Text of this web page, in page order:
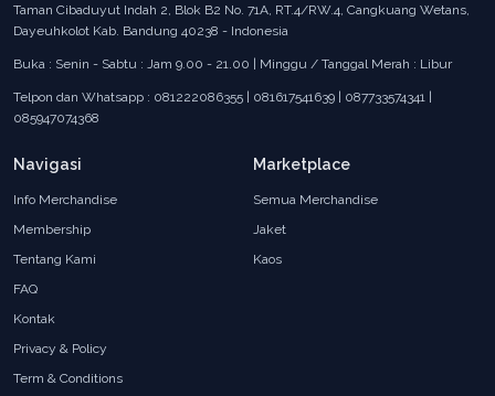
Taman Cibaduyut Indah 2, Blok B2 No. 71A, RT.4/RW.4, Cangkuang Wetans,
Dayeuhkolot Kab. Bandung 40238 - Indonesia
Buka : Senin - Sabtu : Jam 9.00 - 21.00 | Minggu / Tanggal Merah : Libur
Telpon dan Whatsapp : 081222086355 | 081617541639 | 087733574341 |
085947074368
Navigasi
Info Merchandise
Membership
Tentang Kami
FAQ
Kontak
Privacy & Policy
Term & Conditions
Marketplace
Semua Merchandise
Jaket
Kaos